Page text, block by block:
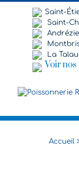
Saint-
Saint-
La
Voir
Accueil